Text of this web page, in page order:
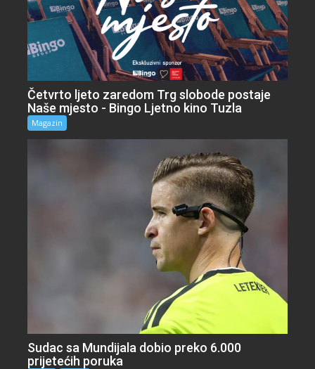
Četvrto ljeto zaredom Trg slobode postaje
Naše mjesto - Bingo Ljetno kino Tuzla
Magazin
Sudac sa Mundijala dobio preko 6.000
prijetećih poruka